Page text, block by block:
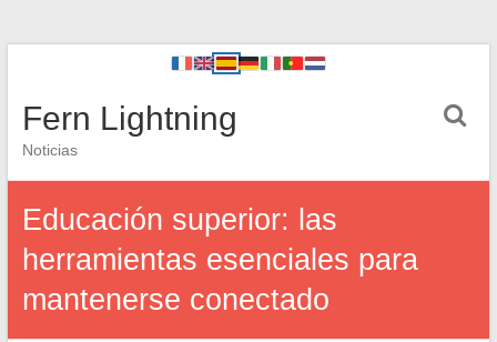
Fern Lightning
Noticias
Educación superior: las
herramientas esenciales para
mantenerse conectado